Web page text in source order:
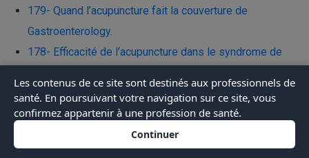
179- Quand l’acupuncture fait la couverture de
Gastroenterology.
178- Efficacité de l’acupuncture dans le syndrome de
177- Douleurs aigues après déchirure périnéale ou
épisiotomie : recommandation forte de l’acupuncture
174- Traitement par acupuncture des acouphènes : faut-il
Les contenus de ce site sont destinés aux professionnels de
santé. En poursuivant votre navigation sur ce site, vous
confirmez appartenir à une profession de santé.
Continuer